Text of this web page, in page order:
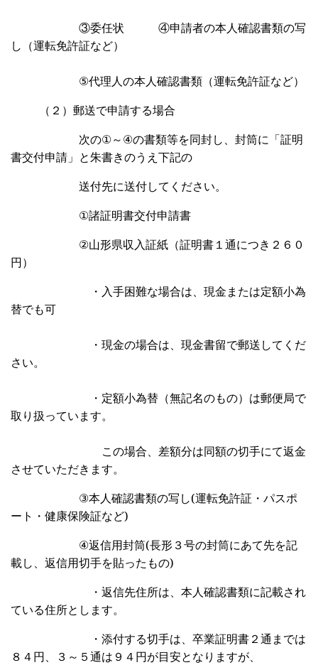
③委任状 ④申請者の本人確認書類の写
し （運転免許証など）
⑤代理人の本人確認書類 （運転免許証など）
（２） 郵送で申請する場合
次の①～④の書類等を同封し、封筒に「証明
書交付申請」と朱書きのうえ下記の
送付先に送付してください。
①諸証明書交付申請書
②山形県収入証紙 （証明書１通につき２６０
円）
・入手困難な場合は、現金または定額小為
替でも可
・現金の場合は、現金書留で郵送してくだ
さい。
・定額小為替（無記名のもの）は郵便局で
取り扱っています。
この場合、差額分は同額の切手にて返金
させていただきます。
③本人確認書類の写し(運転免許証・パスポ
ート・健康保険証など)
④返信用封筒(長形３号の封筒にあて先を記
載し、返信用切手を貼ったもの)
・ 返信先住所は、本人確認書類に記載され
ている住所とします。
・添付する切手は、卒業証明書２通までは
８４円、３～５通は９４円が目安となりますが、